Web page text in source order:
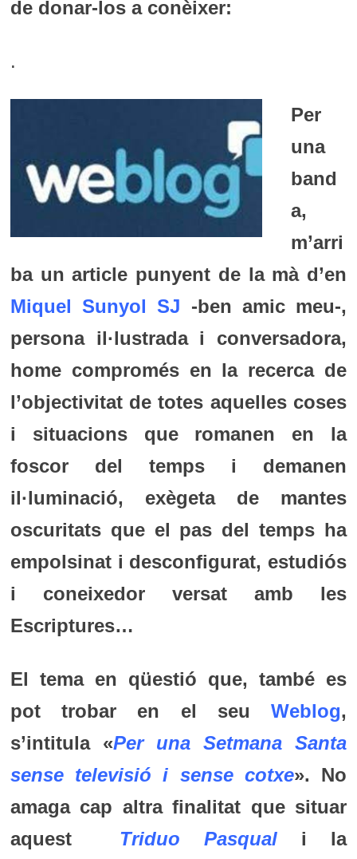
de donar-los a conèixer:
.
Per
una
band
a,
m’arri
ba un article punyent de la mà d’en
Miquel Sunyol SJ -ben amic meu-,
persona il·lustrada i conversadora,
home compromés en la recerca de
l’objectivitat de totes aquelles coses
i situacions que romanen en la
foscor del temps i demanen
il·luminació, exègeta de mantes
oscuritats que el pas del temps ha
empolsinat i desconfigurat, estudiós
i coneixedor versat amb les
Escriptures…
El tema en qüestió que, també es
pot trobar en el seuWeblog,
s’intitula «Per una Setmana Santa
sense televisió i sense cotxe». No
amaga cap altra finalitat que situar
aquest Triduo Pasqual i la